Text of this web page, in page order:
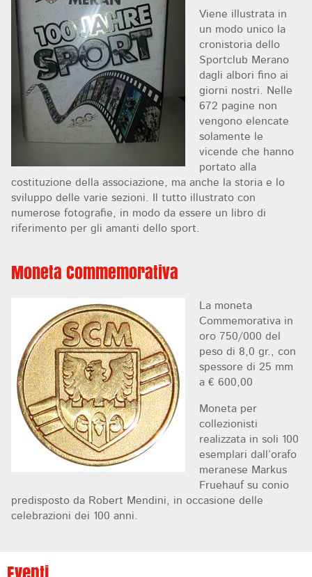
Viene illustrata in
un modo unico la
cronistoria dello
Sportclub Merano
dagli albori fino ai
giorni nostri. Nelle
672 pagine non
vengono elencate
solamente le
vicende che hanno
portato alla
costituzione della associazione, ma anche la storia e lo
sviluppo delle varie sezioni. Il tutto illustrato con
numerose fotografie, in modo da essere un libro di
riferimento per gli amanti dello sport.
Moneta Commemorativa
La moneta
Commemorativa in
oro 750/000 del
peso di 8,0 gr., con
spessore di 25 mm
a € 600,00
Moneta per
collezionisti
realizzata in soli 100
esemplari dall’orafo
meranese Markus
Fruehauf su conio
predisposto da Robert Mendini, in occasione delle
celebrazioni dei 100 anni.